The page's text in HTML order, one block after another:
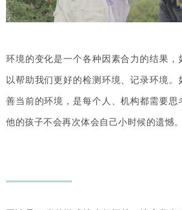
环境的变化是一个各种因素合力的结果，
以帮助我们更好的检测环境、记录环境。
善当前的环境，是每个人、机构都需要思
他的孩子不会再次体会自己小时候的遗憾。